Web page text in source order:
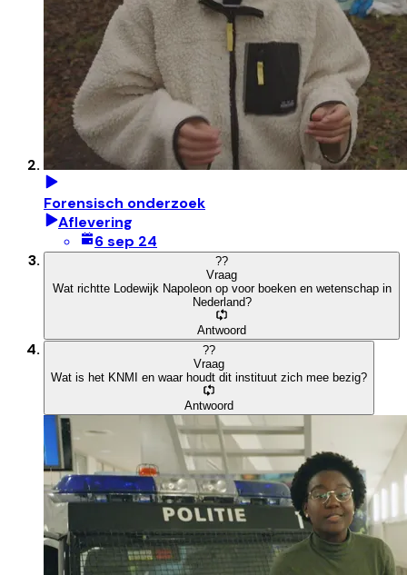
Forensisch onderzoek
Aflevering
6 sep 24
??
Vraag
Wat richtte Lodewijk Napoleon op voor boeken en wetenschap in
Nederland?
Antwoord
??
Vraag
Wat is het KNMI en waar houdt dit instituut zich mee bezig?
Antwoord